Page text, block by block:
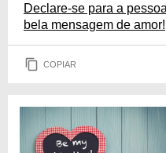
Declare-se para a
bela mensagem de amor!
COPIAR